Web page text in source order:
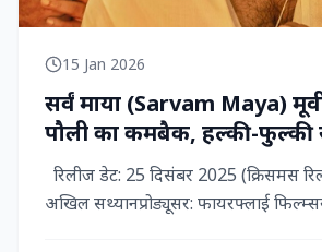
15 Jan 2026
सर्वं माया (Sarvam Maya)
पौली का कमबैक, हल्की-
कॉमेडी जो दिल को छू जाती है
रिलीज डेट: 25 दिसंबर 2025 (क्रिसमस
अखिल सथ्यानप्रोड्यूसर: फायरफ्लाई